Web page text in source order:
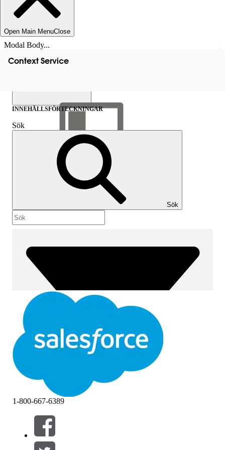
Open Main MenuClose
Modal Body...
Context Service
Visa
innehållsförteckning
Innehållsförteckningar
INNEHÅLLSFÖRTECKNINGAR
Sök
Sök
Filter (0)
VÄLJ FILTER
1-800-667-6389